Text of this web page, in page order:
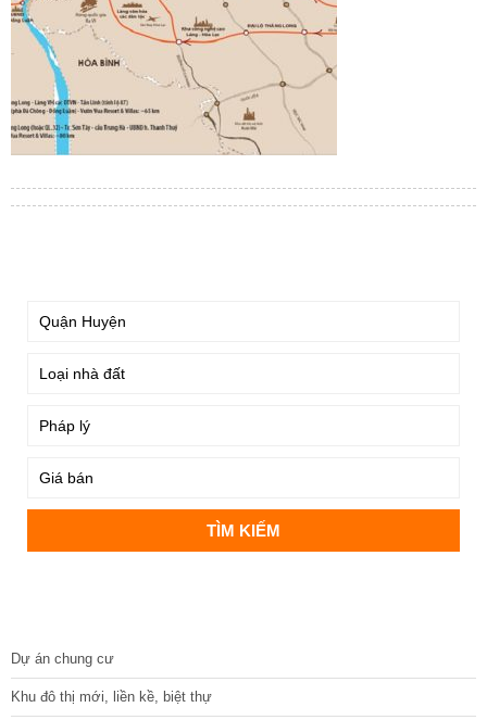
Dự án chung cư
Khu đô thị mới, liền kề, biệt thự